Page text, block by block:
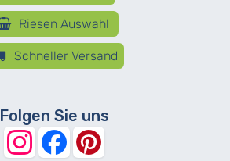
Riesen Auswahl
Schneller Versand
Folgen Sie uns